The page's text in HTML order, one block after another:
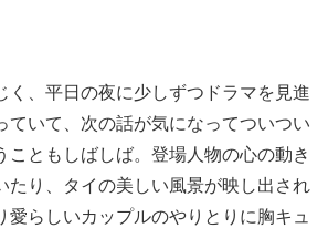
く、平日の夜に少しずつドラマを見進
ていて、次の話が気になってついつい
こともしばしば。登場人物の心の動き
たり、タイの美しい風景が映し出され
愛らしいカップルのやりとりに胸キュ